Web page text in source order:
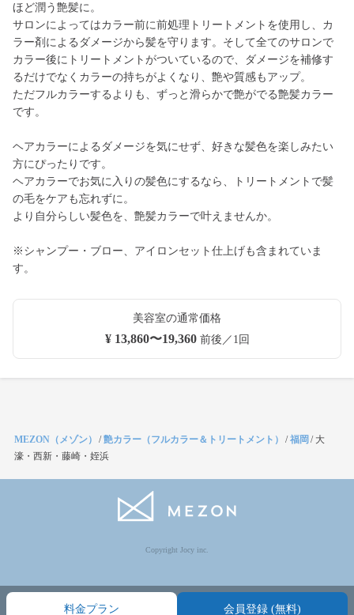
ほど潤う艶髪に。
サロンによってはカラー前に前処理トリートメントを使用し、カ
ラー剤によるダメージから髪を守ります。そして全てのサロンで
カラー後にトリートメントがついているので、ダメージを補修す
るだけでなくカラーの持ちがよくなり、艶や質感もアップ。
ただフルカラーするよりも、ずっと滑らかで艶がでる艶髪カラー
です。
ヘアカラーによるダメージを気にせず、好きな髪色を楽しみたい
方にぴったりです。
ヘアカラーでお気に入りの髪色にするなら、トリートメントで髪
の毛をケアも忘れずに。
より自分らしい髪色を、艶髪カラーで叶えませんか。
※シャンプー・ブロー、アイロンセット仕上げも含まれていま
す。
美容室の通常価格
¥ 13,860〜19,360前後／1回
料金プラン 会員登録 (無料)
MEZON（メゾン） /艶カラー（フルカラー＆トリートメント） /福岡 / 大
濠・西新・藤崎・姪浜
Copyright Jocy inc.